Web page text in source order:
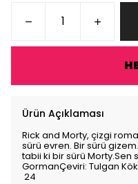
Ürün Açıklaması
Rick and Morty, çizgi
sürü evren. Bir sürü
tabii ki bir sürü Morty.Sen
GormanÇeviri: Tulgan
24